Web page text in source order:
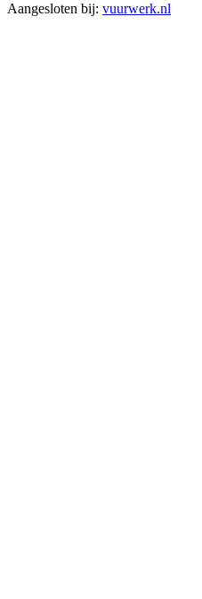
Aangesloten bij: vuurwerk.nl